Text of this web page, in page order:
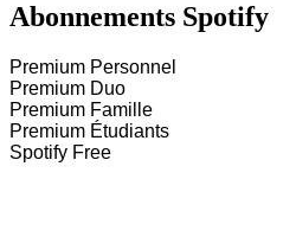
Abonnements Spotify
Premium Personnel
Premium Duo
Premium Famille
Premium Étudiants
Spotify Free